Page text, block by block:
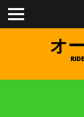
TO
GGL
オ